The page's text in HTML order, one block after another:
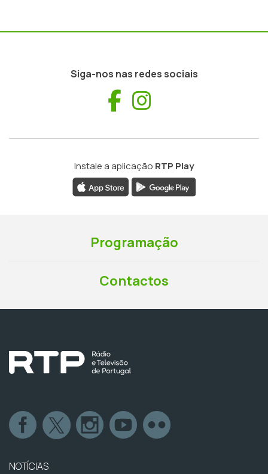
Siga-nos nas redes sociais
Facebook
Instale a aplicação RTP Play
Programação
Contactos
NOTÍCIAS